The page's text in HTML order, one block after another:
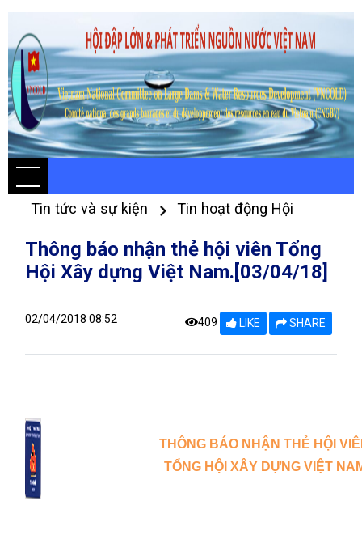
Tin tức và sự kiện Tin hoạt động Hội
Thông báo nhận thẻ hội viên Tổng
Hội Xây dựng Việt Nam.[03/04/18]
02/04/2018 08:52 409 LIKE SHARE
THÔNG BÁO NHẬN THẺ HỘI
TỔNG HỘI XÂY DỰNG VIỆT